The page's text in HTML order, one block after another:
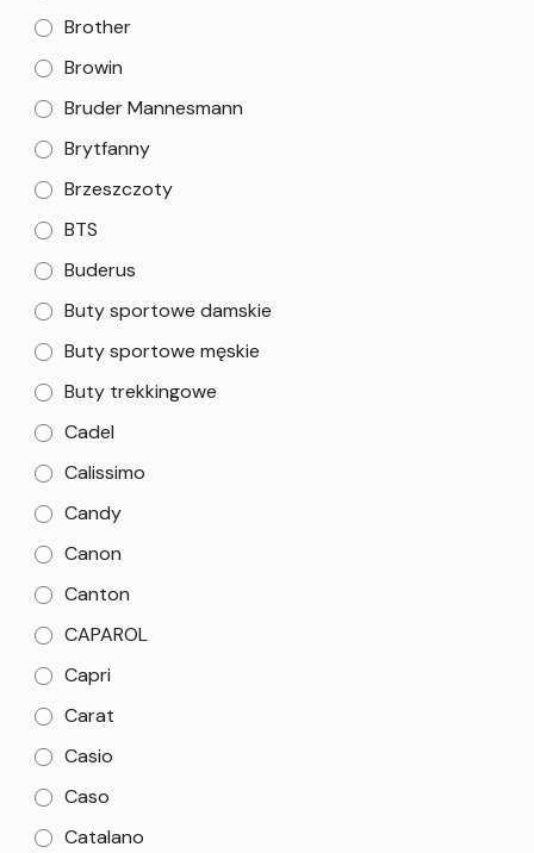
Brother
Browin
Bruder Mannesmann
Brytfanny
Brzeszczoty
BTS
Buderus
Buty sportowe damskie
Buty sportowe męskie
Buty trekkingowe
Cadel
Calissimo
Candy
Canon
Canton
CAPAROL
Capri
Carat
Casio
Caso
Catalano